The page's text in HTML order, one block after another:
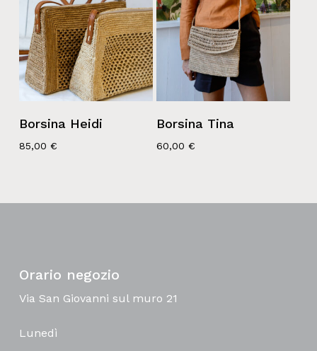
Borsina Heidi
85,00 €
Borsina Tina
60,00€
Orario negozio
Via San Giovanni sul muro 21
Lunedì